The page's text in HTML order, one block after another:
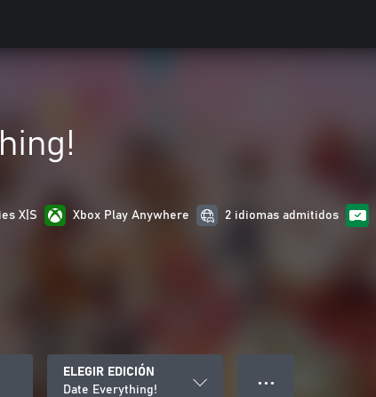
X|S Xbox Play Anywhere 2 idiomas admitidos
ELEGIR EDICIÓN
Date Everything!
● ● ●